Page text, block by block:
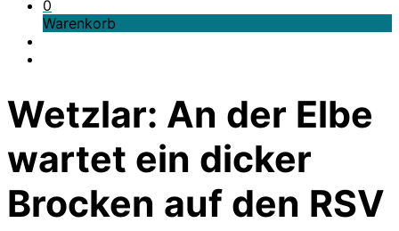
0
Warenkorb
Wetzlar: An der Elbe
wartet ein dicker
Brocken auf den RSV